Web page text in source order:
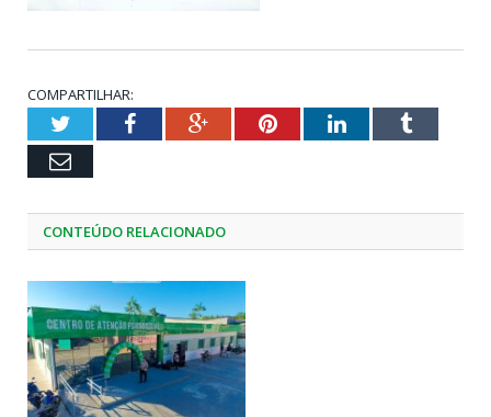
COMPARTILHAR:
TwitterFacebookGoogle+PinterestLinkedInTumblr
Email
CONTEÚDO RELACIONADO